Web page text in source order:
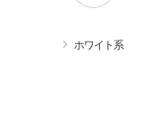
ホワイト系